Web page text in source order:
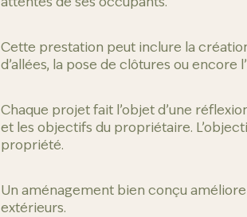
Cette prestation peut inclure la
d’allées, la pose de clôtures ou encore
Chaque projet fait l’objet d’une
et les objectifs du propriétaire.
propriété.
Un aménagement bien conçu
extérieurs.